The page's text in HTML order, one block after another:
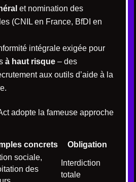
et nomination des
(CNIL en France, BfDI en
intégrale exigée pour
à haut risque – des
aux outils d’aide à la
adopte la fameuse approche
concrets Obligation
sociale,
des
Interdiction
totale